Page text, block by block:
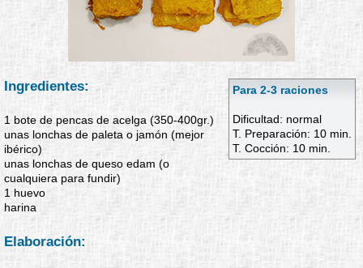
Para 2-3 raciones
Dificultad: normal
T. Preparación: 10 min.
T. Cocción: 10 min.
Ingredientes:
1 bote de pencas de acelga (350-400gr.)
unas lonchas de paleta o jamón (mejor
ibérico)
unas lonchas de queso edam (o
cualquiera para fundir)
1 huevo
harina
Elaboración: